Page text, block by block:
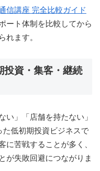
信講座 完全比較ガイド
ート体制を比較してから
れます。
投資・集客・継続
い」「店舗を持たない」
た低初期投資ビジネスで
に苦戦することが多く、
が失敗回避につながりま